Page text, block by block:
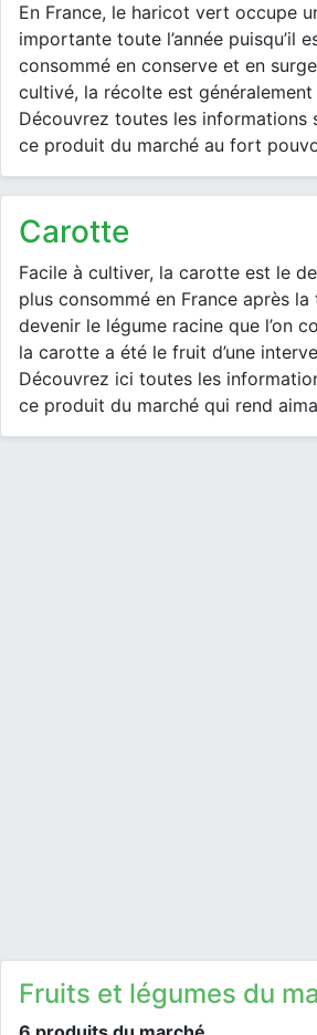
En France, le haricot vert occupe
importante toute l’année puisqu’il
consommé en conserve et en
cultivé, la récolte est généralement
Découvrez toutes les informations
ce produit du marché au fort
carotte
Facile à cultiver, la carotte est le
plus consommé en France après
devenir le légume racine que l’on
la carotte a été le fruit d’une
Découvrez ici toutes les
ce produit du marché qui rend
Fruits et légumes du